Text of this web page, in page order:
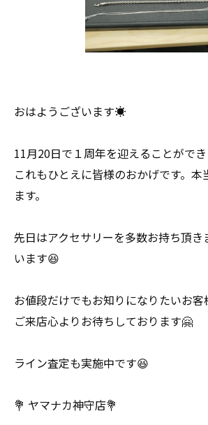
おはようございます☀
11月20日で１周年を迎えることがで
これもひとえに皆様のおかげです。本
ます。
先日はアクセサリーを多数お持ち頂き
います😆
お値段だけでもお知りになりたいお
ご来店心よりお待ちしております🤗
ライン査定も実施中です😆
💐 ヤマナカ神守店💐